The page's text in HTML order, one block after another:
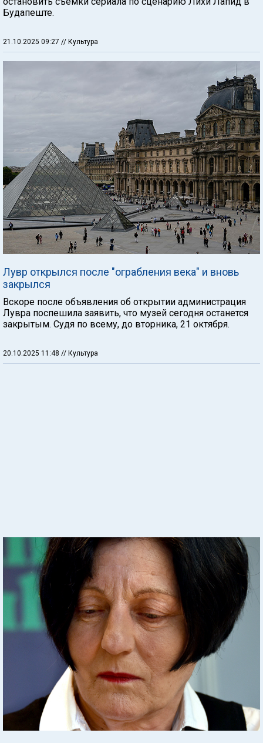
Будапеште.
21.10.2025 09:27 // Культура
Лувр открылся после "ограбления века" и вновь
закрылся
Вскоре после объявления об открытии администрация
Лувра поспешила заявить, что музей сегодня останется
закрытым. Судя по всему, до вторника, 21 октября.
20.10.2025 11:48 // Культура